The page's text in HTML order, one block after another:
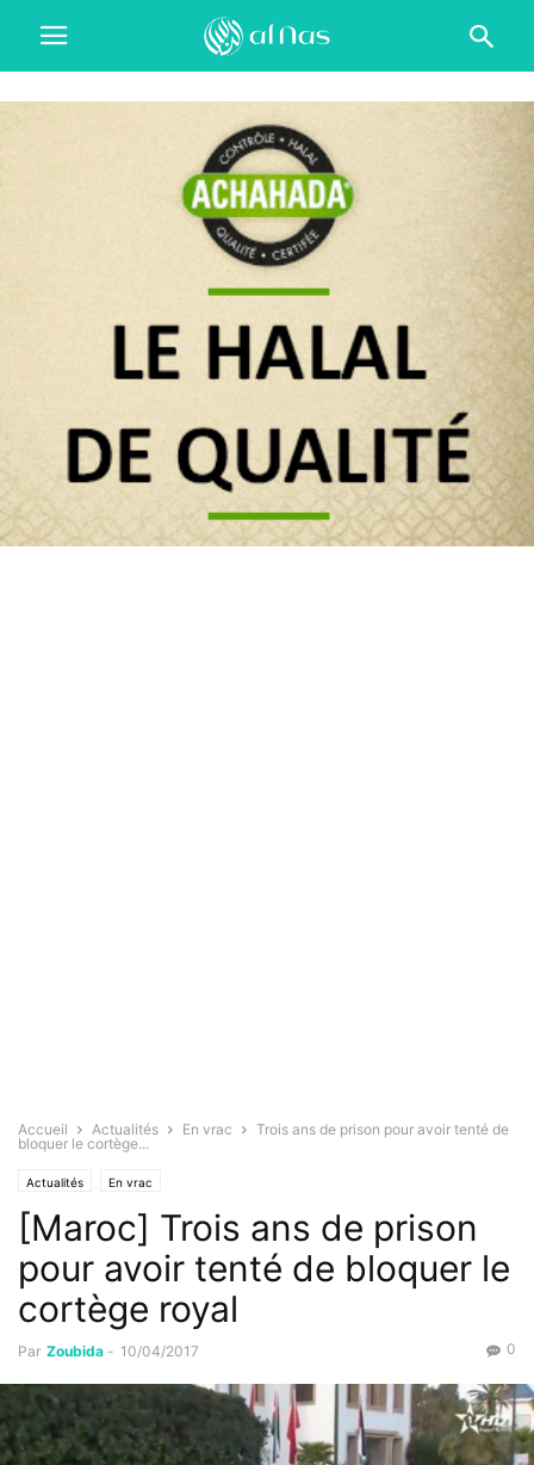
Accueil Actualités En vrac
Trois ans de prison pour avoir tenté de
bloquer le cortège...
Actualités En vrac
[Maroc] Trois ans de prison
pour avoir tenté de bloquer le
cortège royal
Par Zoubida - 10/04/2017 0